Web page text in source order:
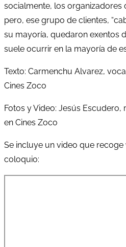
socialmente, los organizadores
pero, ese grupo de clientes,
su mayoría, quedaron exentos
suele ocurrir en la mayoría de
Texto: Carmenchu Alvarez,
Cines Zoco
Fotos y Video: Jesús Escudero,
en Cines Zoco
Se incluye un video que
coloquio: